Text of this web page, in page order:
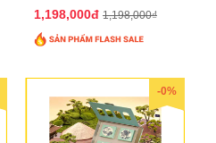
QTTT27
1,198,000đ 1,198,000₫
-0%